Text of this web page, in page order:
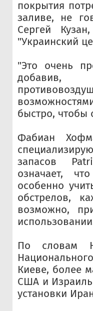
покрытия
заливе, не
Сергей
"Украинский
"Это очень
добавив,
быстро, чтобы
Фабиан
запасов
означает,
особенно
обстрелов,
возможно,
По словам
Киеве, более
США и Израиль
установки